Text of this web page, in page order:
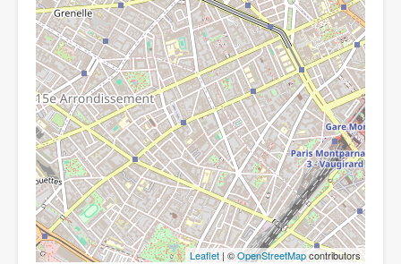
Leaflet| ©OpenStreetMapcontributors